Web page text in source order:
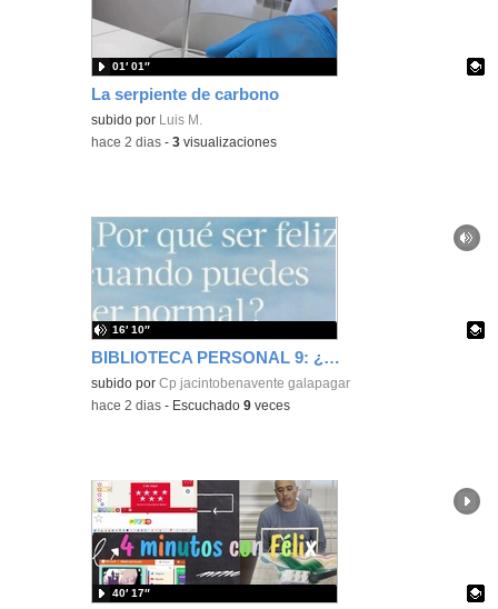
La serpiente de carbono
Contenido educativo.
subido por Luis M.
01′ 01″
-hace 2 dias -3 visualizaciones
BIBLIOTECA PERSONAL 9: ¿Por qué ser feliz cuando puedes ser normal?
Contenido educativo.
subido porCp jacintobenavente galapagar
16′ 10″
-hace 2 dias - Escuchado9 veces
40′ 17″